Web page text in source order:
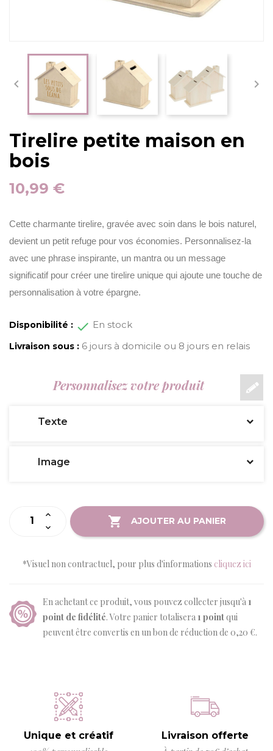
 
Tirelire petite maison en
bois
10,99 €
Cette charmante tirelire, gravée avec soin dans le bois naturel,
devient un petit refuge pour vos économies. Personnalisez-la
avec une phrase inspirante, un mantra ou un message
significatif pour créer une tirelire unique qui ajoute une touche de
personnalisation à votre épargne.
Disponibilité : En stock
Livraison sous : 6 jours à domicile ou 8 jours en relais
Personnalisez votre produit
Texte
Image
AJOUTER AU PANIER
*Visuel non contractuel, pour plus d'informations cliquez ici
En achetant ce produit, vous pouvez collecter jusqu'à 1
point de fidélité. Votre panier totalisera 1 pointqui
peuvent être convertis en un bon de réduction de 0,20 €.
Unique et créatif
Livraison offerte